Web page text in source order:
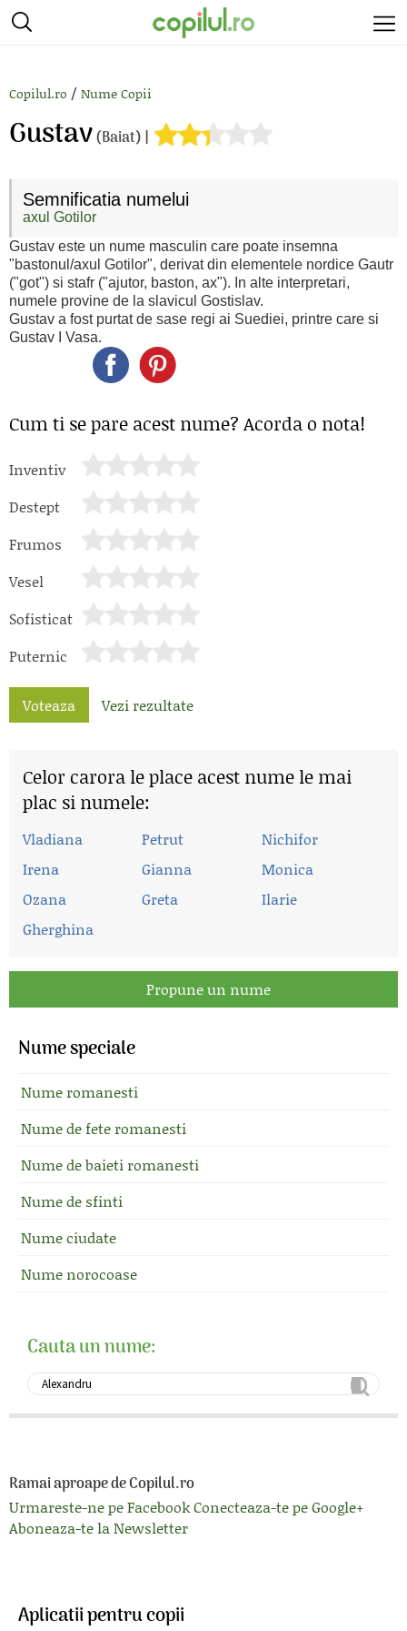
Copilul.ro / Nume Copii
Gustav(Baiat) |
Semnificatia numelui
axul Gotilor
Gustav este un nume masculin care poate insemna
"bastonul/axul Gotilor", derivat din elementele nordice Gautr
("got") si stafr ("ajutor, baston, ax"). In alte interpretari,
numele provine de la slavicul Gostislav.
Gustav a fost purtat de sase regi ai Suediei, printre care si
Gustav I Vasa.
Cum ti se pare acest nume? Acorda o nota!
Inventiv
Destept
Frumos
Vesel
Sofisticat
Puternic
Voteaza Vezi rezultate
Celor carora le place acest nume le mai
plac si numele:
Vladiana Petrut
Nichifor
Irena
Gianna
Monica
Ozana
Greta
Ilarie
Gherghina
Propune un nume
Nume speciale
Nume romanesti
Nume de fete romanesti
Nume de baieti romanesti
Nume de sfinti
Nume ciudate
Nume norocoase
Cauta un nume:
Ramai aproape de Copilul.ro
Urmareste-ne pe FacebookConecteaza-te pe Google+
Aboneaza-te la Newsletter
Aplicatii pentru copii